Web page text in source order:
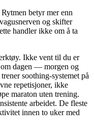
betyr mer enn
og skifter
handler ikke om å ta
Ikke vent til du er
dagen — morgen og
soothing-systemet på
repetisjoner, ikke
maraton uten trening.
arbeidet. De fleste
innen to uker med